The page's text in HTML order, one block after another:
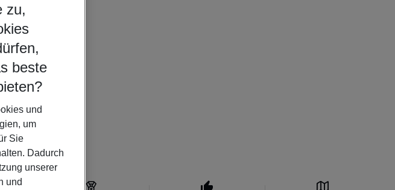
zu,
beste
und
um
Sie
Dadurch
unserer
und